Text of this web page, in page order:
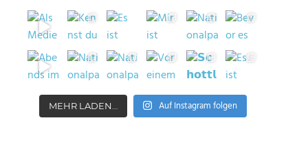
MEHR LADEN… Auf Instagram folgen